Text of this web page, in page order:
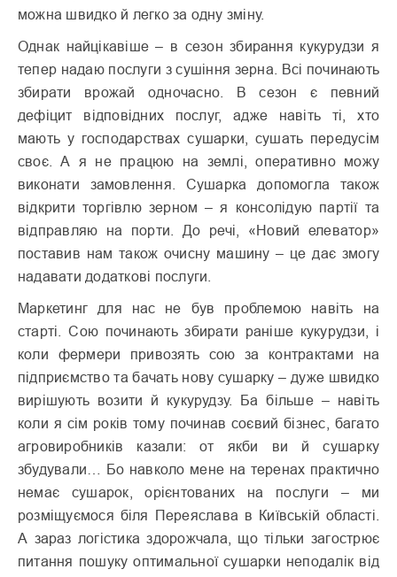
можна швидко й легко за одну зміну.
Однак найцікавіше – в сезон збирання кукурудзи я
тепер надаю послуги з сушіння зерна. Всі починають
збирати врожай одночасно. В сезон є певний
дефіцит відповідних послуг, адже навіть ті, хто
мають у господарствах сушарки, сушать передусім
своє. А я не працюю на землі, оперативно можу
виконати замовлення. Сушарка допомогла також
відкрити торгівлю зерном – я консолідую партії та
відправляю на порти. До речі, «Новий елеватор»
поставив нам також очисну машину – це дає змогу
надавати додаткові послуги.
Маркетинг для нас не був проблемою навіть на
старті. Сою починають збирати раніше кукурудзи, і
коли фермери привозять сою за контрактами на
підприємство та бачать нову сушарку – дуже швидко
вирішують возити й кукурудзу. Ба більше – навіть
коли я сім років тому починав соєвий бізнес, багато
агровиробників казали: от якби ви й сушарку
збудували… Бо навколо мене на теренах практично
немає сушарок, орієнтованих на послуги – ми
розміщуємося біля Переяслава в Київській області.
А зараз логістика здорожчала, що тільки загострює
питання пошуку оптимальної сушарки неподалік від